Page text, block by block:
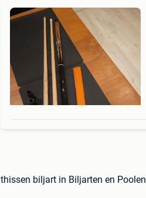
thissen biljart in Biljarten en Poolen